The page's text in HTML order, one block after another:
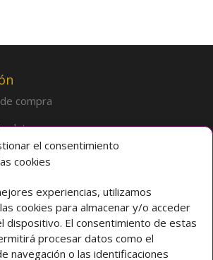
el consentimiento
cookies
experiencias, utilizamos
cookies para almacenar y/o acceder
dispositivo. El consentimiento de estas
procesar datos como el
navegación o las identificaciones
compra
datos